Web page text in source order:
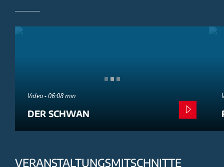
Video - 06:08 min
DER SCHWAN
VERANSTALTUNGSMITSCHNITTE